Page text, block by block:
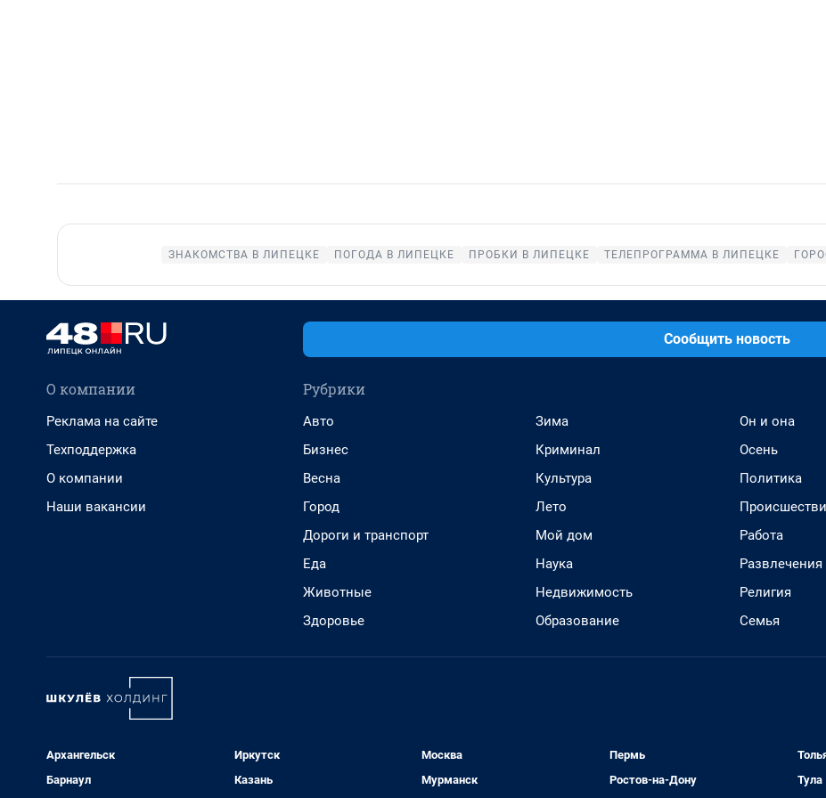
ЗНАКОМСТВА В ЛИПЕЦКЕ ПОГОДА В ЛИПЕЦКЕ ПРОБКИ В ЛИПЕЦКЕ ТЕЛЕПРОГРАММА В ЛИПЕЦКЕ
Сообщить новость
О компании
Реклама на сайте
Техподдержка
О компании
Наши вакансии
Рубрики
Авто
Бизнес
Весна
Город
Дороги и транспорт
Еда
Животные
Здоровье
Зима
Криминал
Культура
Лето
Мой дом
Наука
Недвижимость
Образование
Он и она
Осень
Политика
Работа
Развлечения
Религия
Семья
Архангельск
Барнаул
Иркутск
Казань
Москва
Мурманск
Пермь
Ростов-на-Дону
Тула